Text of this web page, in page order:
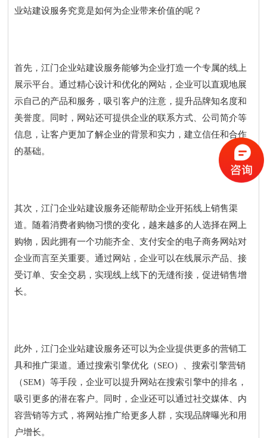
业站建设服务究竟是如何为企业带来价值的呢？
首先，江门企业站建设服务能够为企业打造一个专属的线上
展示平台。通过精心设计和优化的网站，企业可以直观地展
示自己的产品和服务，吸引客户的注意，提升品牌知名度和
美誉度。同时，网站还可提供企业的联系方式、公司简介等
信息，让客户更加了解企业的背景和实力，建立信任和合作
的基础。
其次，江门企业站建设服务还能帮助企业开拓线上销售渠
道。随着消费者购物习惯的变化，越来越多的人选择在网上
购物，因此拥有一个功能齐全、支付安全的电子商务网站对
企业而言至关重要。通过网站，企业可以在线展示产品、接
受订单、安全交易，实现线上线下的无缝衔接，促进销售增
长。
此外，江门企业站建设服务还可以为企业提供更多的营销工
具和推广渠道。通过搜索引擎优化（SEO）、搜索引擎营销
（SEM）等手段，企业可以提升网站在搜索引擎中的排名，
吸引更多的潜在客户。同时，企业还可以通过社交媒体、内
容营销等方式，将网站推广给更多人群，实现品牌曝光和用
户增长。